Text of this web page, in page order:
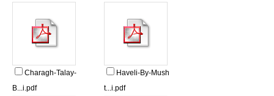
Charagh-Talay-
B...i.pdf
Haveli-By-Mush
t...i.pdf